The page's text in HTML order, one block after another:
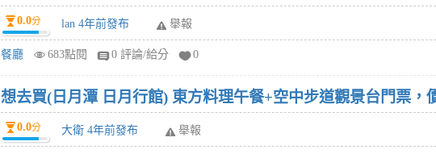
0.0分 lan 4年前發布 舉報
餐廳 683點閱 0 評論/給分 0
想去買(日月潭 日月行館) 東方料理午餐+空中步道觀景台門票，
0.0分 大衛 4年前發布 舉報